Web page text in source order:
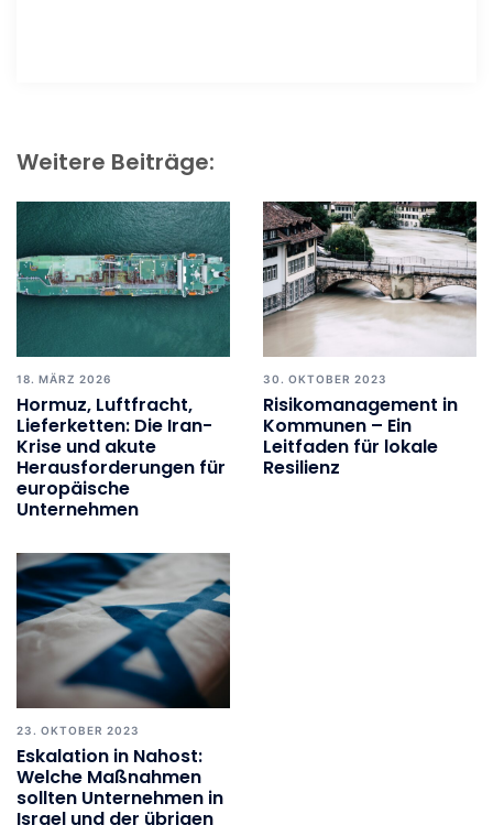
Weitere Beiträge:
18. MÄRZ 2026
Hormuz, Luftfracht,
Lieferketten: Die Iran-
Krise und akute
Herausforderungen für
europäische
Unternehmen
30. OKTOBER 2023
Risikomanagement in
Kommunen – Ein
Leitfaden für lokale
Resilienz
23. OKTOBER 2023
Eskalation in Nahost:
Welche Maßnahmen
sollten Unternehmen in
Israel und der übrigen